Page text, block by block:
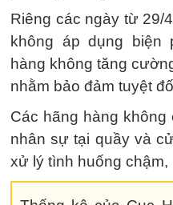
Riêng các ngày từ 29/
không áp dụng biện
hàng không tăng
nhằm bảo đảm tuyệt
Các hãng hàng
nhân sự tại quầy và
xử lý tình huống chậm,